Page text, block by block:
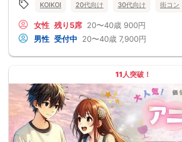
KOIKOI 20代向け 30代向け 街コン
女性 残り5席 20〜40歳 900円
男性 受付中 20〜40歳 7,900円
11人突破！